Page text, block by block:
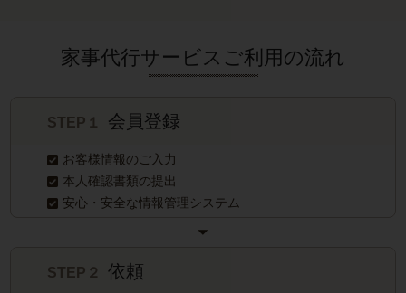
家事代行サービスご利用の流れ
STEP１ 会員登録
お客様情報のご入力
本人確認書類の提出
安心・安全な情報管理システム
STEP２依頼